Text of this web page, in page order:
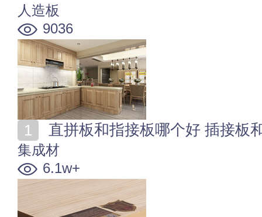
人造板
9036
直拼板和指接板哪个好 插接板
集成材
6.1w+